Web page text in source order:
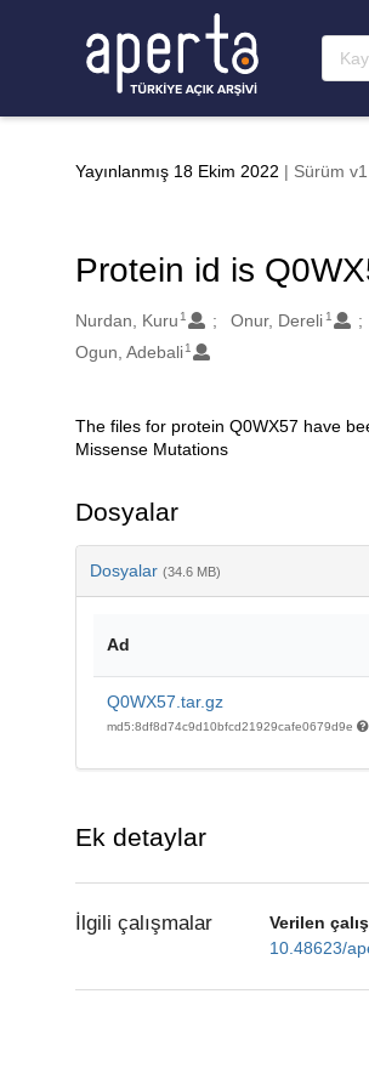
Yayınlanmış 18 Ekim 2022 | Sürüm v1
Protein id is
Oluşturanlar
Nurdan, Kuru 1 Onur, Dereli 1
Ogun, Adebali 1
Açıklama
The files for protein Q0WX57 have
Missense Mutations
Dosyalar
Dosyalar (34.6 MB)
Ad
Q0WX57.tar.gz
md5:8df8d74c9d10bfcd21929cafe0679d9e
Ek detaylar
İlgili çalışmalar
Verilen
10.48623/